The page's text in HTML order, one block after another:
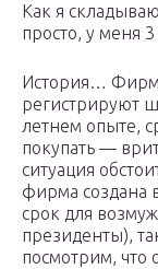
Как я
просто, у меня
История…
регистрируют
летнем опыте,
покупать —
ситуация
фирма создана
срок для
президенты),
посмотрим, что